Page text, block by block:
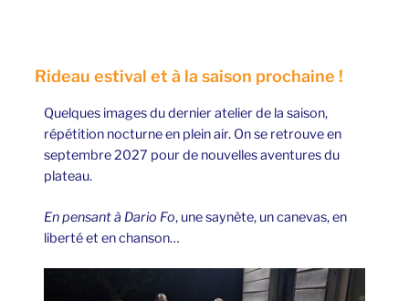
Rideau estival et à la saison prochaine !
Quelques images du dernier atelier de la saison,
répétition nocturne en plein air. On se retrouve en
septembre 2027 pour de nouvelles aventures du
plateau.
En pensant à Dario Fo, une saynète, un canevas, en
liberté et en chanson…